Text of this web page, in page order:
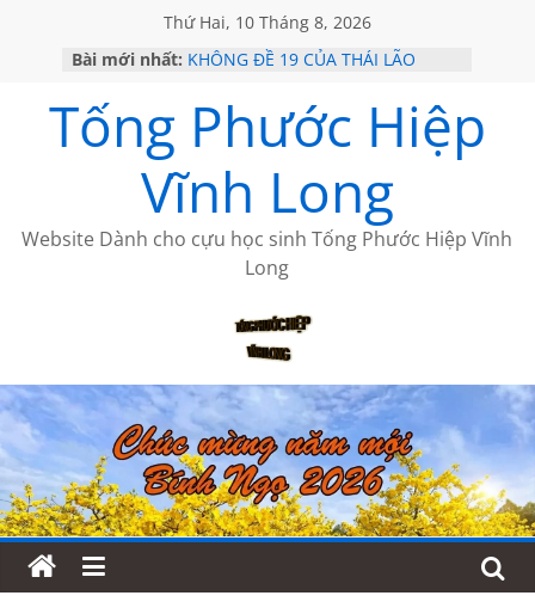
Thứ Hai, 10 Tháng 8, 2026
Bài mới nhất: KHÔNG ĐỀ 19 CỦA THÁI LÃO
VỀ MỘT NGƯỜI BẠN THÂN
SÀI GÒN – HÒN NGỌC VIỄN ĐÔNG
KHÔNG ĐỀ 20 CỦA THÁI LÃO
Tống Phước Hiệp
Vĩnh Long
Website Dành cho cựu học sinh Tống Phước Hiệp Vĩnh
Long